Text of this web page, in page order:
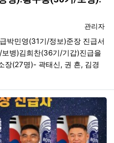
등록자
관리자
박민영(31기/정보)준장 진급서
병)김희찬(36기/기갑)진급을
장(27명)- 곽태신, 권 흔, 김경